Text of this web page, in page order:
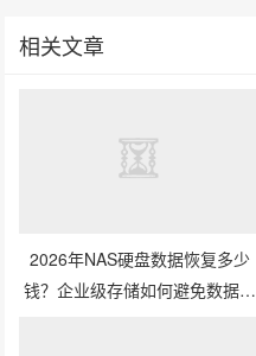
相关文章
2026年NAS硬盘数据恢复多少
钱？企业级存储如何避免数据丢